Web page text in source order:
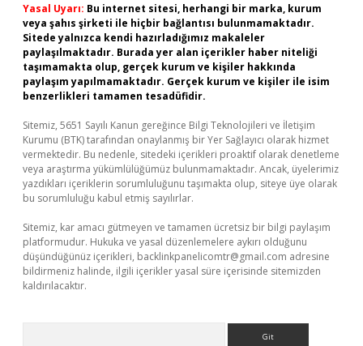
Yasal Uyarı: Bu internet sitesi, herhangi bir marka, kurum
veya şahıs şirketi ile hiçbir bağlantısı bulunmamaktadır.
Sitede yalnızca kendi hazırladığımız makaleler
paylaşılmaktadır. Burada yer alan içerikler haber niteliği
taşımamakta olup, gerçek kurum ve kişiler hakkında
paylaşım yapılmamaktadır. Gerçek kurum ve kişiler ile isim
benzerlikleri tamamen tesadüfidir.
Sitemiz, 5651 Sayılı Kanun gereğince Bilgi Teknolojileri ve İletişim
Kurumu (BTK) tarafından onaylanmış bir Yer Sağlayıcı olarak hizmet
vermektedir. Bu nedenle, sitedeki içerikleri proaktif olarak denetleme
veya araştırma yükümlülüğümüz bulunmamaktadır. Ancak, üyelerimiz
yazdıkları içeriklerin sorumluluğunu taşımakta olup, siteye üye olarak
bu sorumluluğu kabul etmiş sayılırlar.
Sitemiz, kar amacı gütmeyen ve tamamen ücretsiz bir bilgi paylaşım
platformudur. Hukuka ve yasal düzenlemelere aykırı olduğunu
düşündüğünüz içerikleri, backlinkpanelicomtr@gmail.com adresine
bildirmeniz halinde, ilgili içerikler yasal süre içerisinde sitemizden
kaldırılacaktır.